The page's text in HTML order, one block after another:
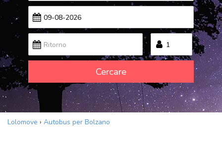
Cercare
Lolomove › Autobus per Bolzano